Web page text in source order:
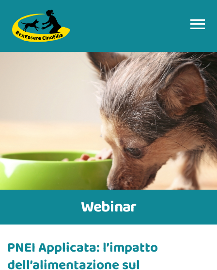
Webinar
PNEI Applicata: l’impatto
dell’alimentazione sul